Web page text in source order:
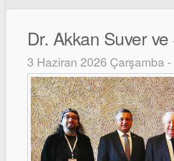
Dr. Akkan Suver
3 Haziran 2026 Çarşamba